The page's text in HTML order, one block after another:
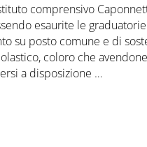
comprensivo
esaurite le
su posto comune e di
coloro che
a disposizione …